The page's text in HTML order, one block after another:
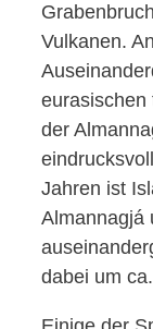
Vulkanen.
eurasischen
der
Jahren ist
Almannagjá
dabei um